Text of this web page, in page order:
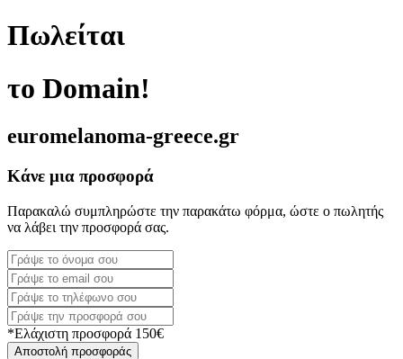
Πωλείται
το Domain!
euromelanoma-greece.gr
Κάνε μια προσφορά
Παρακαλώ συμπληρώστε την παρακάτω φόρμα, ώστε ο πωλητής
να λάβει την προσφορά σας.
*Ελάχιστη προσφορά 150€
Αποστολή προσφοράς